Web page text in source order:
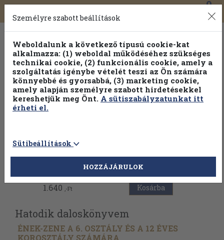
Toggle
navigation
0
Vissza az előző oldalra
1.640 ,-Ft Kosárba
Hatodik daloskönyvem
ÉNEK-ZENE A 6. OSZTÁLY ÉS A 12 ÉVES
KOROSZTÁLY SZÁMÁRA
Személyre szabott beállítások
Weboldalunk a következő típusú cookie-kat
alkalmazza: (1) weboldal működéséhez szükséges
technikai cookie, (2) funkcionális cookie, amely a
szolgáltatás igénybe vételét teszi az Ön számára
könnyebbé és gyorsabbá, (3) marketing cookie,
amely alapján személyre szabott hirdetésekkel
kereshetjük meg Önt. A sütiszabályzatunkat itt
érheti el.
Sütibeállítások
HOZZÁJÁRULOK